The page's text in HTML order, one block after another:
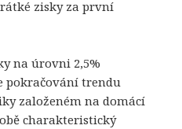
zisky za první
na úrovni 2,5%
pokračování trendu
založeném na domácí
charakteristický